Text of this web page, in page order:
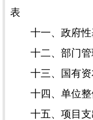
表
十一、政府性
十二、部门管
十三、国有资
十四、单位整
十五、项目支